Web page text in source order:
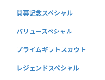
開幕記念スペシャル
バリュースペシャル
プライムギフトスカウト
レジェンドスペシャル